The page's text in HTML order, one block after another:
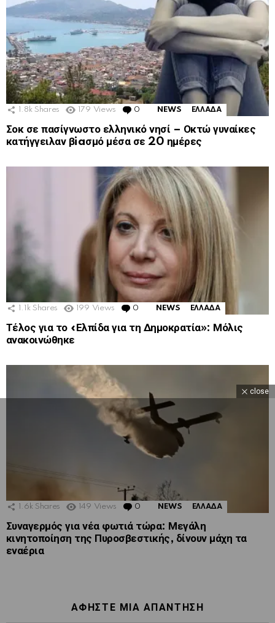
1.8k Shares 179 Views 0 Comments
NEWS ΕΛΛΑΔΑ
Σοκ σε πασίγνωστο ελληνικό νησί – Οκτώ γυναίκες
κατήγγειλαν βiaσμό μέσα σε 20 ημέρες
1.1k Shares 199 Views 0 Comments
NEWS ΕΛΛΑΔΑ
Τέλος για το «Ελπίδα για τη Δημοκρατία»: Μόλις
ανακοινώθηκε
1.6k Shares 149 Views 0 Comments
NEWS ΕΛΛΑΔΑ
Συναγερμός για νέα φωτιά τώρα: Μεγάλη
κινητοποίηση της Πυροσβεστικής, δίνουν μάχη τα
εναέρια
ΑΦΉΣΤΕ ΜΙΑ ΑΠΆΝΤΗΣΗ
close